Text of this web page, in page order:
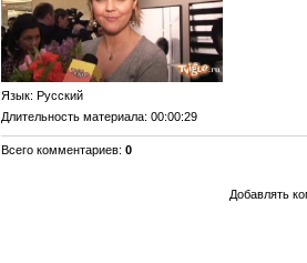
Язык: Русский
Длительность материала: 00:00:29
Всего комментариев: 0
Добавлять